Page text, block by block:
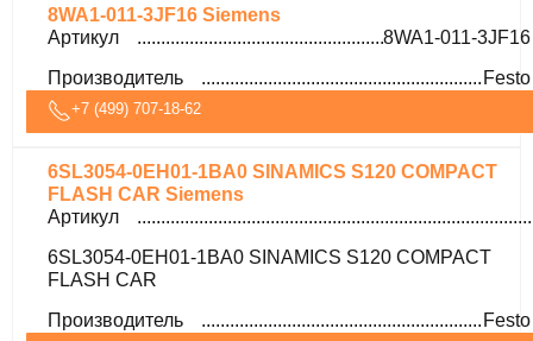
8WA1-011-3JF16 Siemens
Артикул
8WA1-011-3JF16
Производитель
Festo
+7 (499) 707-18-62
6SL3054-0EH01-1BA0 SINAMICS S120 COMPACT
FLASH CAR Siemens
Артикул
6SL3054-0EH01-1BA0 SINAMICS S120 COMPACT
FLASH CAR
Производитель
Festo